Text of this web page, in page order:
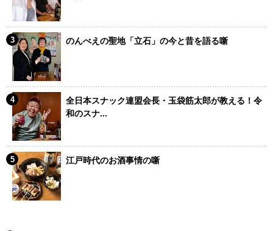
のんべえの聖地「立石」の今と昔を語る噺
全日本スナック連盟会長・玉袋筋太郎が教える！令
和のスナ...
江戸時代のお酒事情の噺